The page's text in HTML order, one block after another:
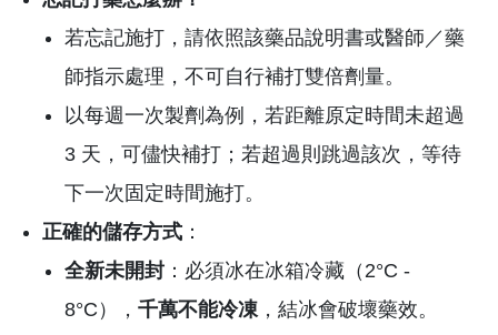
若忘記施打，請依照該藥品說明書或醫師／藥
師指示處理，不可自行補打雙倍劑量。
以每週一次製劑為例，若距離原定時間未超過
3 天，可儘快補打；若超過則跳過該次，等待
下一次固定時間施打。
正確的儲存方式 ：
全新未開封 ：必須冰在冰箱冷藏（2°C -
8°C）， 千萬不能冷凍 ，結冰會破壞藥效。